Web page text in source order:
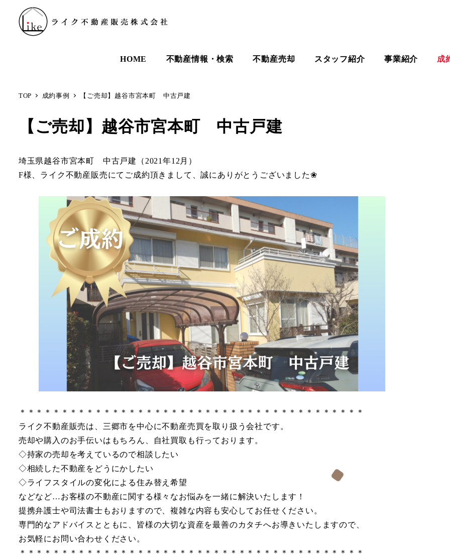
HOME 不動産情報・検索 不動産売却 スタッフ紹介 事業紹介 成
TOP 成約事例 【ご売却】越谷市宮本町 中古戸建
【ご売却】越谷市宮本町 中古戸建
埼玉県越谷市宮本町 中古戸建（2021年12月）
F様、ライク不動産販売にてご成約頂きまして、誠にありがとうございました❀
＊＊＊＊＊＊＊＊＊＊＊＊＊＊＊＊＊＊＊＊＊＊＊＊＊＊＊＊＊＊＊＊＊＊＊＊＊＊＊＊＊
ライク不動産販売は、三郷市を中心に不動産売買を取り扱う会社です。
売却や購入のお手伝いはもちろん、自社買取も行っております。
◇持家の売却を考えているので相談したい
◇相続した不動産をどうにかしたい
◇ライフスタイルの変化による住み替え希望
などなど…お客様の不動産に関する様々なお悩みを一緒に解決いたします！
提携弁護士や司法書士もおりますので、複雑な内容も安心してお任せください。
専門的なアドバイスとともに、皆様の大切な資産を最善のカタチへお導きいたしますので、
お気軽にお問い合わせください。
＊＊＊＊＊＊＊＊＊＊＊＊＊＊＊＊＊＊＊＊＊＊＊＊＊＊＊＊＊＊＊＊＊＊＊＊＊＊＊＊＊